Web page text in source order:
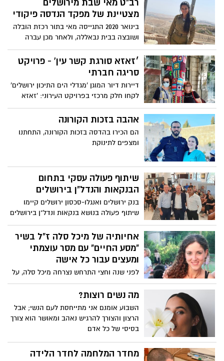
ירושלים ,צעיפי צמר לטובת ניצולי שואה
רב"ט מאי שבת מירושלים
מצטיינת של מפקד הנדסה פיקודי
בינואר 2020 התגייסה מאי בתור רכזת הובלה
ושובצה בבית נבאללה, ולאחר מכן עברה
להיות מש"קית תקציבים. למאי היה חשוב
לבצע תפקיד בו תוכל לסייע ולדאוג לאנשים,
ולכן עברה תפקיד, לתפקיד אותו ממלאת כעת
ההנדסה 802 בפיקוד המרכז
׳זאזא סורגת קשר עין' - פרויקט
סריגה חברתי
דיירות דיור המוגן 'מגדלי הים התיכון ירושלים'
לקחו חלק מרכזי בפרויקט העירוני: 'זאזא
סורגת קשר עין' - פרויקט הסריגה החברתי
הגדול של הנשים הירושלמיות שישתלב
אהבה בזכות הקורונה
הם הכירו בהדסה בזכות הקורונה, התחתנו
ומצפים לתינוקת
שיתוף פעולה עסקי בתחום
הבנקאות והנדל"ן בירושלים
בנק ירושלים ואנגלו-סכסון ירושלים קיימו
שיתוף פעולה בנושא בנקאות ונדל"ן בירושלים
אחיותיה של מיכל סלה ז"ל בשיר
"מסע החיים" עם מסר עוצמתי
ומעצים עבור כל אישה
לפני שנה וחצי התרחש נצרחה מיכל סלה, על
ידי בן זוגה, אלירן מלול. כעת, לציון יום
הולדתה ה-34 של מיכל, מוציאות אחיותיה
קליפ לשיר שמילותיו מתבססות על טקסטים
שכתבה מיכל במכתבים לנשים קרובות.לשיר
קוראים ו "מסע החיים", והוא בוצע על ידי
ונגה, יחד עם האחיינית של מיכל, כשהן תרות
מה נשים רוצות?
השבוע אומנם אני מתייחסת לעם הנשי; אבל
הרצון והצורך להרגיש נאהב ומאושר הוא צורך
בסיסי של כל אדם
מחדר המלחמה לחדר הלידה